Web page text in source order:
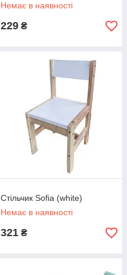
Немає в наявності
229 ₴
Стільчик Sofia (white)
Немає в наявності
321 ₴